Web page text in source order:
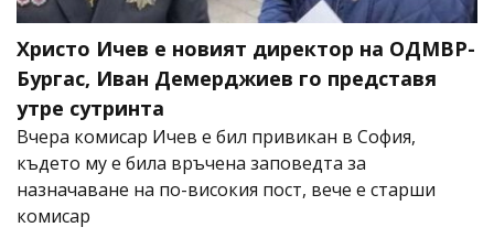
Христо Ичев е новият директор на ОДМВР-
Бургас, Иван Демерджиев го представя
утре сутринта
Вчера комисар Ичев е бил привикан в София,
където му е била връчена заповедта за
назначаване на по-високия пост, вече е старши
комисар